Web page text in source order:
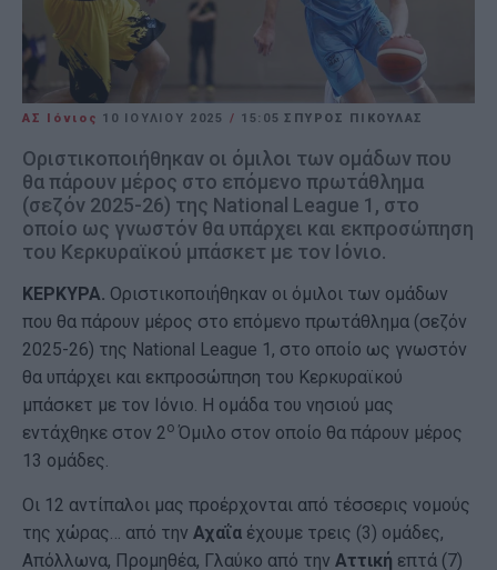
ΑΣ Ιόνιος 10 ΙΟΥΛΊΟΥ 2025 / 15:05 ΣΠΥΡΟΣ ΠΙΚΟΥΛΑΣ
Οριστικοποιήθηκαν οι όμιλοι των ομάδων που
θα πάρουν μέρος στο επόμενο πρωτάθλημα
(σεζόν 2025-26) της National League 1, στο
οποίο ως γνωστόν θα υπάρχει και εκπροσώπηση
του Κερκυραϊκού μπάσκετ με τον Ιόνιο.
ΚΕΡΚΥΡΑ. Οριστικοποιήθηκαν οι όμιλοι των ομάδων
που θα πάρουν μέρος στο επόμενο πρωτάθλημα (σεζόν
2025-26) της National League 1, στο οποίο ως γνωστόν
θα υπάρχει και εκπροσώπηση του Κερκυραϊκού
μπάσκετ με τον Ιόνιο. Η ομάδα του νησιού μας
εντάχθηκε στον 2 ο Όμιλο στον οποίο θα πάρουν μέρος
13 ομάδες.
Οι 12 αντίπαλοι μας προέρχονται από τέσσερις νομούς
της χώρας… από την Αχαΐα έχουμε τρεις (3) ομάδες,
Απόλλωνα, Προμηθέα, Γλαύκο από την Αττική επτά (7)